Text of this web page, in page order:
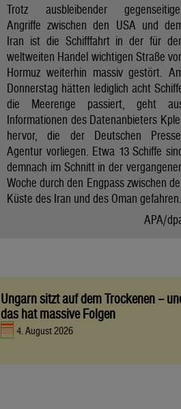
Trotz ausbleibender
Angriffe zwischen den USA und
Iran ist die Schifffahrt in der für
weltweiten Handel wichtigen Straße
Hormuz weiterhin massiv gestört.
Donnerstag hätten lediglich acht
die Meerenge passiert, geht
Informationen des Datenanbieters
hervor, die der Deutschen
Agentur vorliegen. Etwa 13 Schiffe
demnach im Schnitt in der
Woche durch den Engpass zwischen
Küste des Iran und des Oman gefahren.
APA/
Ungarn sitzt auf dem Trockenen –
das hat massive Folgen
4. August 2026